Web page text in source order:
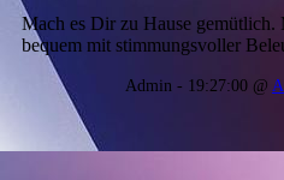
Mach es Dir zu Hause gemütlich.
bequem mit stimmungsvoller
Admin - 19:27:00 @